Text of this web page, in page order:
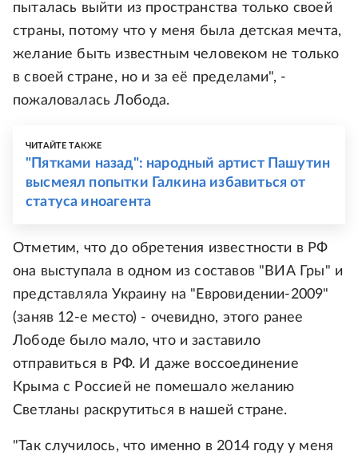
пыталась выйти из пространства только своей
страны, потому что у меня была детская мечта,
желание быть известным человеком не только
в своей стране, но и за её пределами", -
пожаловалась Лобода.
ЧИТАЙТЕ ТАКЖЕ
"Пятками назад": народный артист Пашутин
высмеял попытки Галкина избавиться от
статуса иноагента
Отметим, что до обретения известности в РФ
она выступала в одном из составов "ВИА Гры" и
представляла Украину на "Евровидении-2009"
(заняв 12-е место) - очевидно, этого ранее
Лободе было мало, что и заставило
отправиться в РФ. И даже воссоединение
Крыма с Россией не помешало желанию
Светланы раскрутиться в нашей стране.
"Так случилось, что именно в 2014 году у меня